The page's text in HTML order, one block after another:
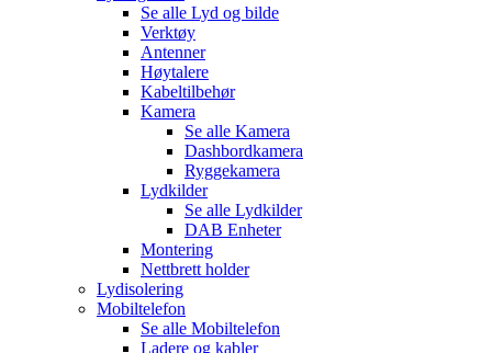
Se alle Lyd og bilde
Verktøy
Antenner
Høytalere
Kabeltilbehør
Kamera
Se alle Kamera
Dashbordkamera
Ryggekamera
Lydkilder
Se alle Lydkilder
DAB Enheter
Montering
Nettbrett holder
Lydisolering
Mobiltelefon
Se alle Mobiltelefon
Ladere og kabler